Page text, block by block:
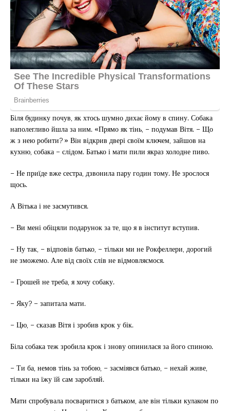
Біля будинку почув, як хтось шумно дихає йому в спину. Собака
наполегливо йшла за ним. «Прямо як тінь, – подумав Вітя. – Що
ж з нею робити? » Він відкрив двері своїм ключем, зайшов на
кухню, собака – слідом. Батько і мати пили якраз холодне пиво.
– Не приїде вже сестра, дзвонила пару годин тому. Не зрослося
щось.
А Вітька і не засмутився.
– Ви мені обіцяли подарунок за те, що я в інститут вступив.
– Ну так, – відповів батько, – тільки ми не Рокфеллери, дорогий
не зможемо. Але від своїх слів не відмовляємося.
– Грошей не треба, я хочу собаку.
– Яку? – запитала мати.
– Цю, – сказав Вітя і зробив крок у бік.
Біла собака теж зробила крок і знову опинилася за його спиною.
– Ти ба, немов тінь за тобою, – засміявся батько, – нехай живе,
тільки на їжу їй сам заробляй.
Мати спробувала посваритися з батьком, але він тільки кулаком по